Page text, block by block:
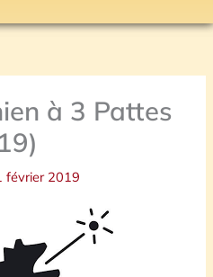
à 3 Pattes
février 2019